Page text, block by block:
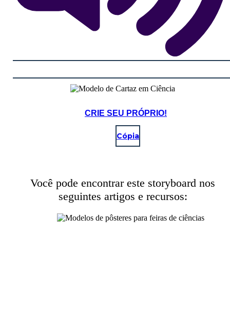
CRIE SEU PRÓPRIO!
Cópia
Você pode encontrar este storyboard nos
seguintes artigos e recursos: